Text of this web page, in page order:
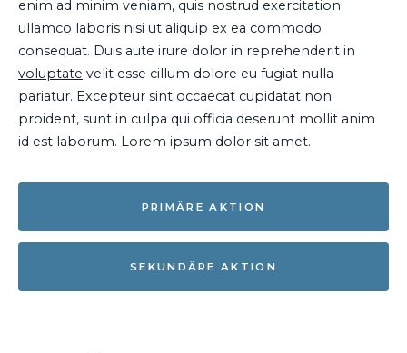
enim ad minim veniam, quis nostrud exercitation
ullamco laboris nisi ut aliquip ex ea commodo
consequat. Duis aute irure dolor in reprehenderit in
voluptate velit esse cillum dolore eu fugiat nulla
pariatur. Excepteur sint occaecat cupidatat non
proident, sunt in culpa qui officia deserunt mollit anim
id est laborum. Lorem ipsum dolor sit amet.
PRIMÄRE AKTION
SEKUNDÄRE AKTION